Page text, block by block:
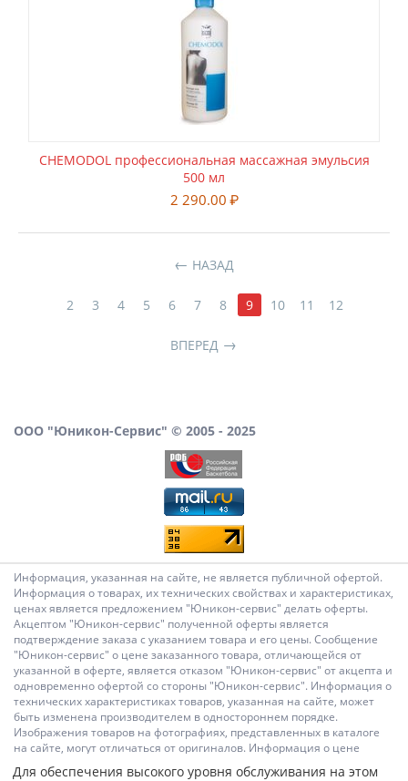
CHEMODOL профессиональная массажная эмульсия
500 мл
2 290.00 ₽
НАЗАД
2 3 4 5 6 7 8 9 10 11 12
ВПЕРЕД
ООО "Юникон-Сервис" © 2005 - 2025
Информация, указанная на сайте, не является публичной офертой.
Информация о товарах, их технических свойствах и характеристиках,
ценах является предложением "Юникон-сервис" делать оферты.
Акцептом "Юникон-сервис" полученной оферты является
подтверждение заказа с указанием товара и его цены. Сообщение
"Юникон-сервис" о цене заказанного товара, отличающейся от
указанной в оферте, является отказом "Юникон-сервис" от акцепта и
одновременно офертой со стороны "Юникон-сервис". Информация о
технических характеристиках товаров, указанная на сайте, может
быть изменена производителем в одностороннем порядке.
Изображения товаров на фотографиях, представленных в каталоге
на сайте, могут отличаться от оригиналов. Информация о цене
товара, указанная в каталоге на сайте, может отличаться от
Для обеспечения высокого уровня обслуживания на этом